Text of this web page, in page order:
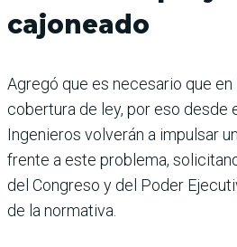
cajoneado
Agregó que es necesario que
cobertura de ley, por eso desde
Ingenieros volverán a impulsar
frente a este problema,
del Congreso y del Poder
de la normativa.